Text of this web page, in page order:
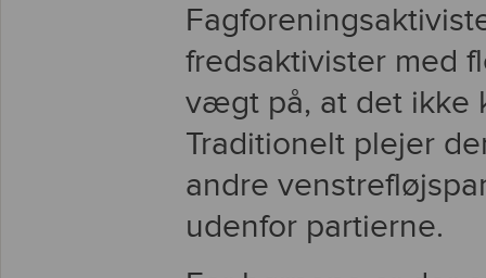
fredsaktivister med
vægt på, at det ikke
Traditionelt plejer
andre
udenfor partierne.